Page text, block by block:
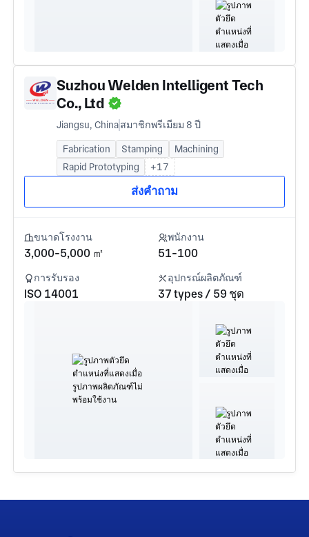
Suzhou Welden Intelligent Tech
Co., Ltd
Jiangsu, Chinaสมาชิกพรีเมียม 8 ปี
Fabrication Stamping
Machining
Rapid Prototyping
+17
ส่งคำถาม
ขนาดโรงงาน
3,000-5,000 ㎡
พนักงาน
51-100
การรับรอง
ISO 14001
อุปกรณ์ผลิตภัณฑ์
37 types / 59 ชุด